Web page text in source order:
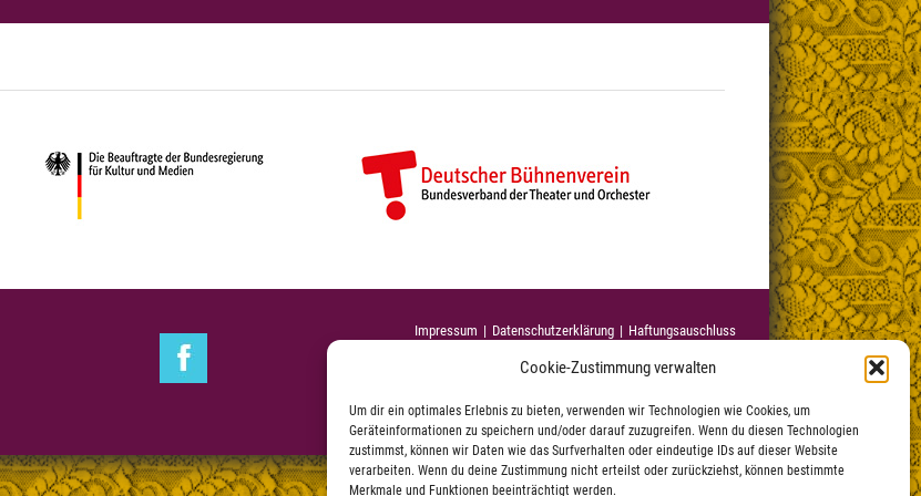
Cookie-Zustimmung verwalten
Um dir ein optimales Erlebnis zu bieten, verwenden wir Technologien wie Cookies, um
Geräteinformationen zu speichern und/oder darauf zuzugreifen. Wenn du diesen Technologien
zustimmst, können wir Daten wie das Surfverhalten oder eindeutige IDs auf dieser Website
verarbeiten. Wenn du deine Zustimmung nicht erteilst oder zurückziehst, können bestimmte
Merkmale und Funktionen beeinträchtigt werden.
Impressum Datenschutzerklärung | Haftungsauschluss